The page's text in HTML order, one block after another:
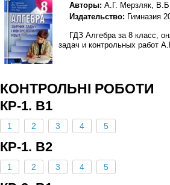
Авторы: А.Г. Мерзляк,
Издательство: Гимназия
ГДЗ Алгебра за 8 класс,
задач и контрольных работ
КОНТРОЛЬНІ РОБОТИ
КР-1. В1
1 2 3 4 5
КР-1. В2
1 2 3 4 5